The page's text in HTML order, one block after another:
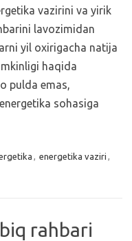
vazirini va yirik
lavozimidan
yil oxirigacha natija
haqida
pulda emas,
sohasiga
, energetika vaziri ,
rahbari